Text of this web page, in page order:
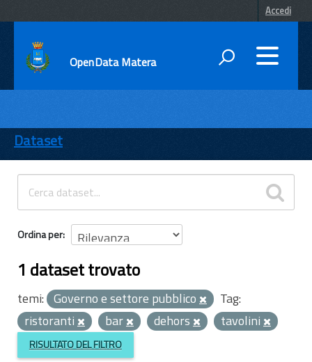
Accedi
OpenData Matera
ENTI
TEMI
INFORMAZIONI
Dataset
Ordina per
1 dataset trovato
temi: Governo e settore pubblico
Tag:
ristoranti
bar dehors tavolini
RISULTATO DEL FILTRO